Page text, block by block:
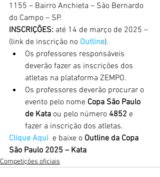
1155 – Bairro Anchieta – São Bernardo
do Campo – SP.
INSCRIÇÕES: até 14 de março de 2025 –
(link de inscrição no Outline).
Os professores responsáveis
deverão fazer as inscrições dos
atletas na plataforma ZEMPO.
Os professores deverão procurar o
evento pelo nome Copa São Paulo
de Kata ou pelo número 4852 e
fazer a inscrição dos atletas.
Clique Aqui e baixe o Outline da Copa
São Paulo 2025 – Kata
Competições oficiais